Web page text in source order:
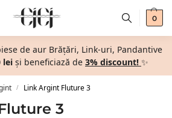
0
de aur Brățări, Link-uri, Pandantive
lei și beneficiază de 3% discount! ✨
/ Link Argint Fluture 3
3